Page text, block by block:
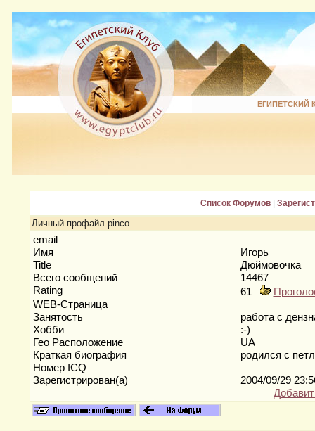
ЕГИПЕТСКИЙ
Список Форумов
Личный профайл pinco
email
Имя
Игорь
Title
Дюймовочка
Всего сообщений
14467
Rating
61
WEB-Страница
Занятость
работа с
Хобби
:-)
Гео Расположение
UA
Краткая биография
родился с
Номер ICQ
Зарегистрирован(а)
2004/09/29